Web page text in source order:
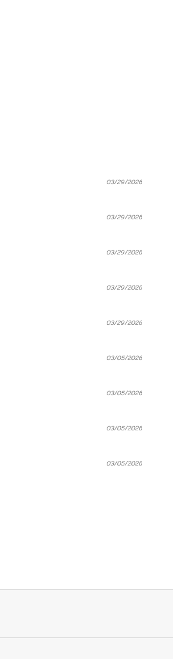
03/29/2026
03/29/2026
03/29/2026
03/29/2026
03/29/2026
03/05/2026
03/05/2026
03/05/2026
03/05/2026
02/14/2026